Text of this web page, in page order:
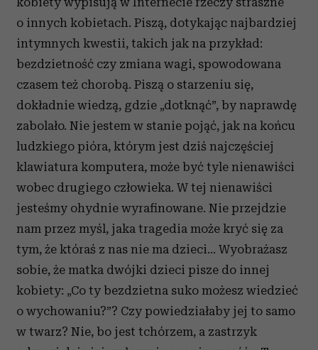
o innych kobietach. Piszą, dotykając najbardziej
intymnych kwestii, takich jak na przykład:
bezdzietność czy zmiana wagi, spowodowana
czasem też chorobą. Piszą o starzeniu się,
dokładnie wiedzą, gdzie „dotknąć”, by naprawdę
zabolało. Nie jestem w stanie pojąć, jak na końcu
ludzkiego pióra, którym jest dziś najczęściej
klawiatura komputera, może być tyle nienawiści
wobec drugiego człowieka. W tej nienawiści
jesteśmy ohydnie wyrafinowane. Nie przejdzie
nam przez myśl, jaka tragedia może kryć się za
tym, że któraś z nas nie ma dzieci… Wyobrażasz
sobie, że matka dwójki dzieci pisze do innej
kobiety: „Co ty bezdzietna suko możesz wiedzieć
o wychowaniu?”? Czy powiedziałaby jej to samo
w twarz? Nie, bo jest tchórzem, a zastrzyk